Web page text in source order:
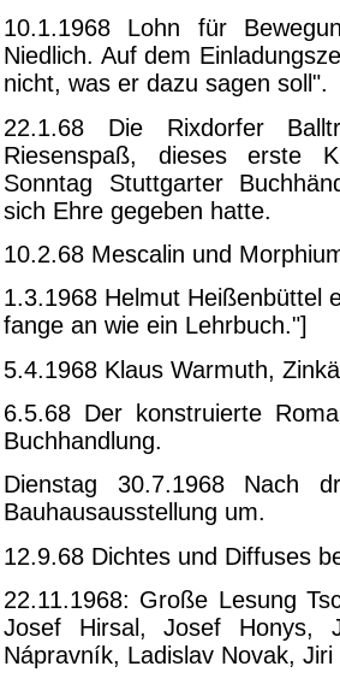
10.1.1968 Lohn für
Niedlich. Auf dem
nicht, was er dazu sagen soll".
22.1.68 Die Rixdorfer
Riesenspaß, dieses erste
Sonntag Stuttgarter
sich Ehre gegeben hatte.
10.2.68 Mescalin und
1.3.1968 Helmut Heißenbüttel
fange an wie ein Lehrbuch."]
5.4.1968 Klaus Warmuth,
6.5.68 Der konstruierte
Buchhandlung.
Dienstag 30.7.1968 Nach
Bauhausausstellung um.
12.9.68 Dichtes und Diffuses
22.11.1968: Große Lesung
Josef Hirsal, Josef Honys,
Nápravník, Ladislav Novak, Jiri